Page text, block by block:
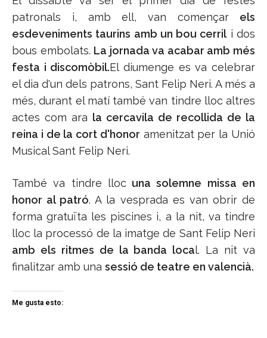
patronals i, amb ell, van començar els
esdeveniments taurins amb un bou cerrili dos
bous embolats. La jornada va acabar amb més
festa i discomòbil.El diumenge es va celebrar
el dia d'un dels patrons, Sant Felip Neri. A més a
més, durant el matí també van tindre lloc altres
actes com ara la cercavila de recollida de la
reina i de la cort d'honor amenitzat per la Unió
Musical Sant Felip Neri.
També va tindre llocuna solemne missa en
honor al patró. A la vesprada es van obrir de
forma gratuïta les piscines i, a la nit, va tindre
lloc la processó de la imatge de Sant Felip Neri
amb els ritmes de la banda local. La nit va
finalitzar amb una sessió de teatre en valencià.
Me gusta esto: